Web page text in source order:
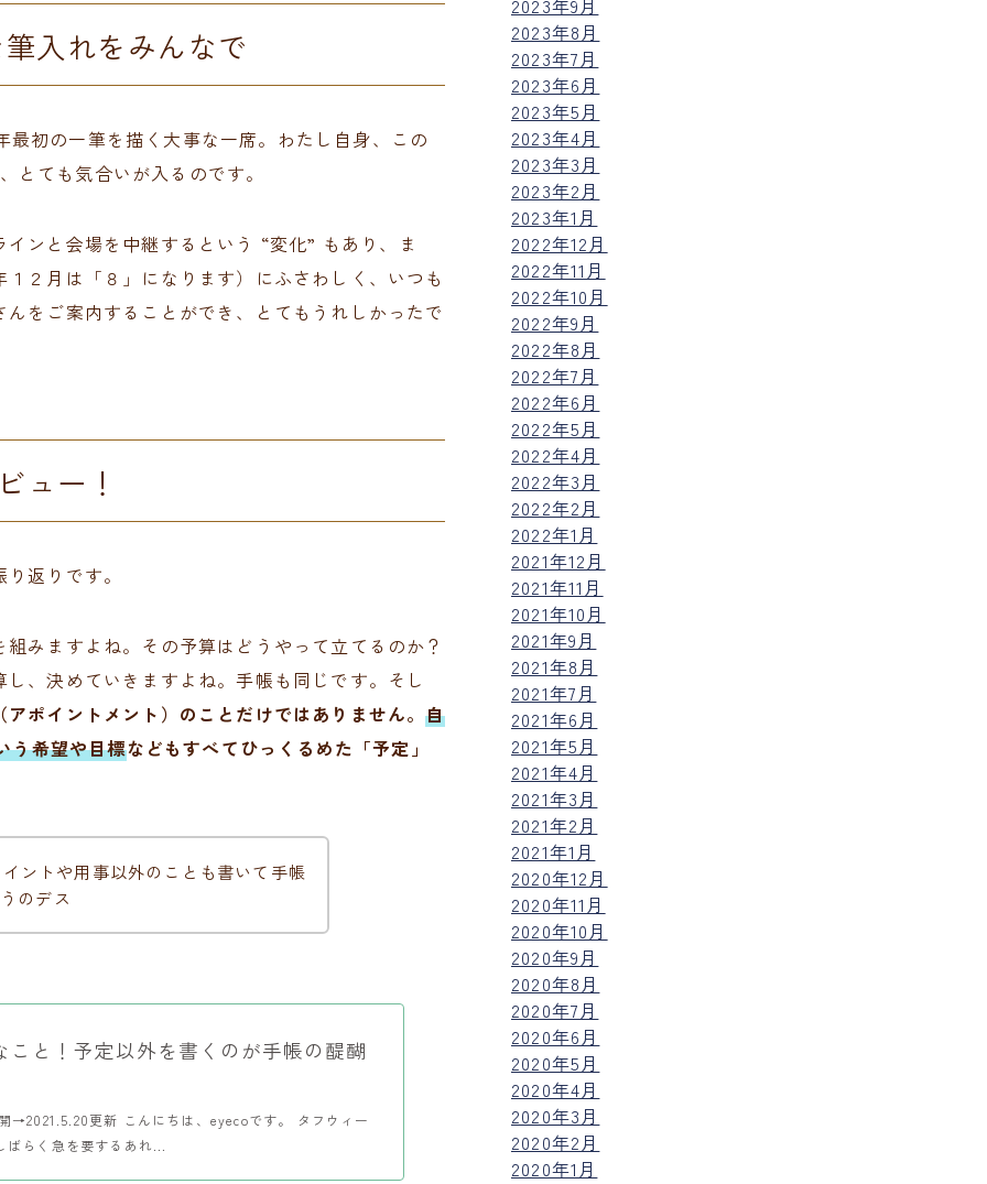
入れをみんなで
初の一筆を描く大事な一席。わたし自身、この
とても気合いが入るのです。
ンと会場を中継するという “変化” もあり、ま
２月は「８」になります）にふさわしく、いつも
をご案内することができ、とてもうれしかったで
ュー！
返りです。
みますよね。その予算はどうやって立てるのか？
、決めていきますよね。手帳も同じです。そし
ポイントメント）のことだけではありません。自
う希望や目標などもすべてひっくるめた「予定」
ントや用事以外のことも書いて手帳
のデス
こと！予定以外を書くのが手帳の醍醐
→2021.5.20更新 こんにちは、eyecoです。 タフウィー
らく急を要するあれ...
2023年9月
2023年8月
2023年7月
2023年6月
2023年5月
2023年4月
2023年3月
2023年2月
2023年1月
2022年12月
2022年11月
2022年10月
2022年9月
2022年8月
2022年7月
2022年6月
2022年5月
2022年4月
2022年3月
2022年2月
2022年1月
2021年12月
2021年11月
2021年10月
2021年9月
2021年8月
2021年7月
2021年6月
2021年5月
2021年4月
2021年3月
2021年2月
2021年1月
2020年12月
2020年11月
2020年10月
2020年9月
2020年8月
2020年7月
2020年6月
2020年5月
2020年4月
2020年3月
2020年2月
2020年1月